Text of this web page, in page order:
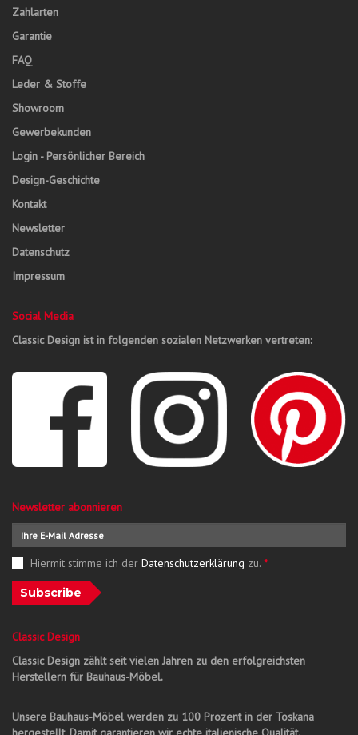
Zahlarten
Garantie
FAQ
Leder & Stoffe
Showroom
Gewerbekunden
Login - Persönlicher Bereich
Design-Geschichte
Kontakt
Newsletter
Datenschutz
Impressum
Social Media
Classic Design ist in folgenden sozialen Netzwerken vertreten:
Newsletter abonnieren
Hiermit stimme ich der Datenschutzerklärung zu. *
Subscribe
Classic Design
Classic Design zählt seit vielen Jahren zu den erfolgreichsten
Herstellern für Bauhaus-Möbel.
Unsere Bauhaus-Möbel werden zu 100 Prozent in der Toskana